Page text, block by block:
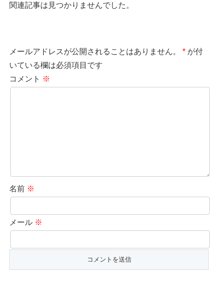
関連記事は見つかりませんでした。
メールアドレスが公開されることはありません。 * が付
いている欄は必須項目です
コメント ※
名前 ※
メール ※